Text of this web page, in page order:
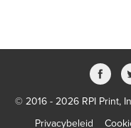
© 2016 - 2026 RPI Print,
Privacybeleid